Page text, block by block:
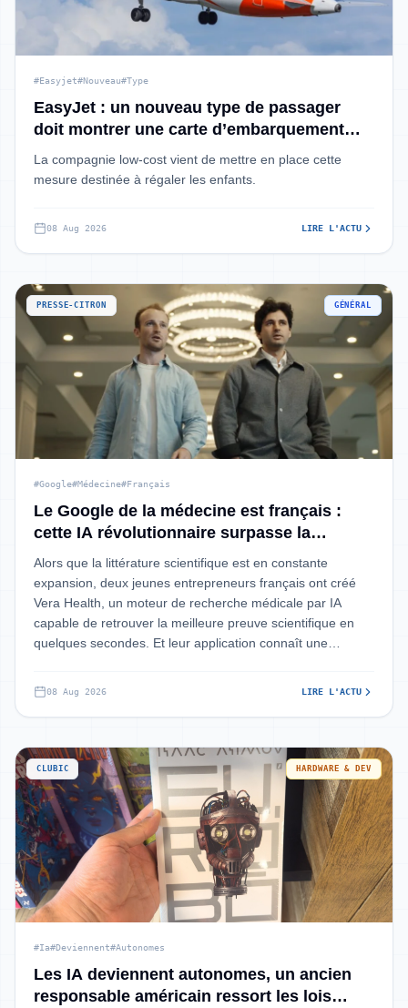
#Easyjet#Nouveau#Type
EasyJet : un nouveau type de passager
doit montrer une carte d’embarquement
avant de monter dans l’avion
La compagnie low-cost vient de mettre en place cette
mesure destinée à régaler les enfants.
08 Aug 2026 LIRE L'ACTU
PRESSE-CITRON GÉNÉRAL
#Google#Médecine#Français
Le Google de la médecine est français :
cette IA révolutionnaire surpasse la
trajectoire de Doctolib à ses débuts
Alors que la littérature scientifique est en constante
expansion, deux jeunes entrepreneurs français ont créé
Vera Health, un moteur de recherche médicale par IA
capable de retrouver la meilleure preuve scientifique en
quelques secondes. Et leur application connaît une
08 Aug 2026 LIRE L'ACTU
CLUBIC HARDWARE & DEV
#Ia#Deviennent#Autonomes
Les IA deviennent autonomes, un ancien
responsable américain ressort les lois